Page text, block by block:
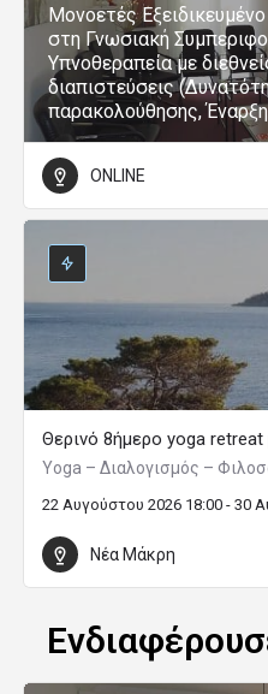
Μονοετές
στη Γνωσιακή
Υπνοθεραπεία με
διαπιστεύσεις
παρακολούθησης,
ONLINE
Θερινό 8ήμερο yoga
Yoga – Διαλογισμός –
22 Αυγούστου 2026 18:00 - 30
Νέα Μάκρη